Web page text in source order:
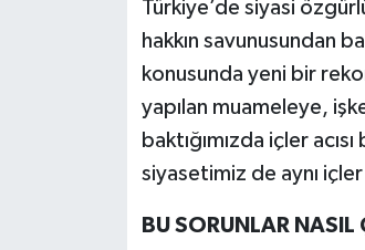
Türkiye’de siyasi
hakkın savunusundan
konusunda yeni bir rekor
yapılan muameleye,
baktığımızda içler
siyasetimiz de aynı
BU SORUNLAR NASIL